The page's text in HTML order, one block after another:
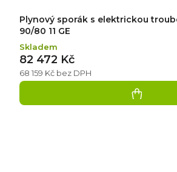
Plynový sporák s elektrickou
90/80 11 GE
Skladem
68 159 Kč bez DPH
82 472 Kč